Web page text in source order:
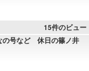
15件のビュー
の号など 休日の篠ノ井